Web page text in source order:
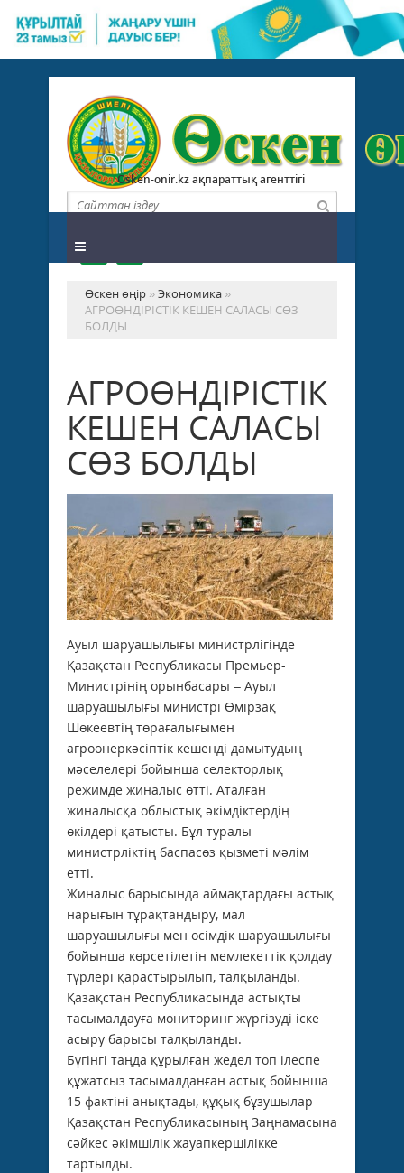
Osken-onir.kz ақпараттық агенттігі
Өскен өңір »Экономика »
АГРОӨНДІРІСТІК КЕШЕН САЛАСЫ СӨЗ
БОЛДЫ
АГРОӨНДІРІСТІК
КЕШЕН САЛАСЫ
СӨЗ БОЛДЫ
Ауыл шаруашылығы министрлігінде
Қазақстан Республикасы Премьер-
Министрінің орынбасары – Ауыл
шаруашылығы министрі Өмірзақ
Шөкеевтің төрағалығымен
агроөнеркәсіптік кешенді дамытудың
мәселелері бойынша селекторлық
режимде жиналыс өтті. Аталған
жиналысқа облыстық әкімдіктердің
өкілдері қатысты. Бұл туралы
министрліктің баспасөз қызметі мәлім
етті.
Жиналыс барысында аймақтардағы астық
нарығын тұрақтандыру, мал
шаруашылығы мен өсімдік шаруашылығы
бойынша көрсетілетін мемлекеттік қолдау
түрлері қарастырылып, талқыланды.
Қазақстан Республикасында астықты
тасымалдауға мониторинг жүргізуді іске
асыру барысы талқыланды.
Бүгінгі таңда құрылған жедел топ ілеспе
құжатсыз тасымалданған астық бойынша
15 фактіні анықтады, құқық бұзушылар
Қазақстан Республикасының Заңнамасына
сәйкес әкімшілік жауапкершілікке
тартылды.